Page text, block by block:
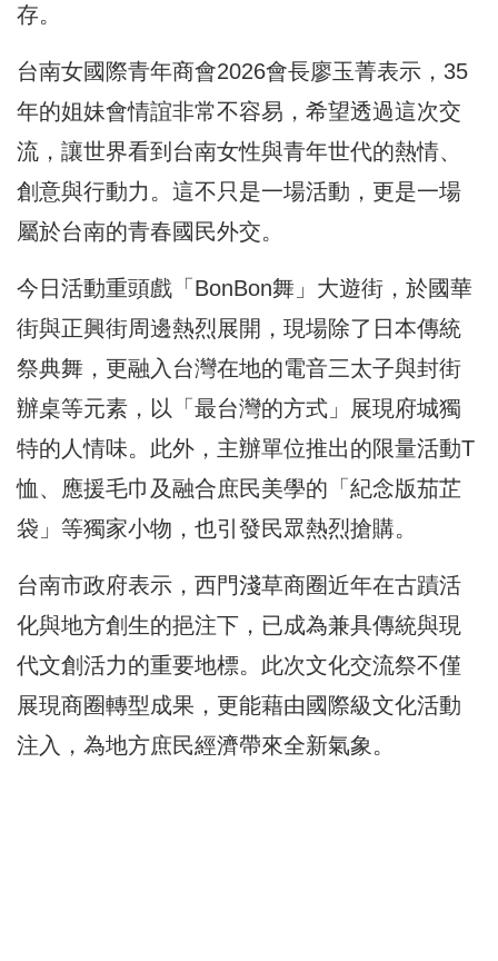
存。
台南女國際青年商會2026會長廖玉菁表示，35
年的姐妹會情誼非常不容易，希望透過這次交
流，讓世界看到台南女性與青年世代的熱情、
創意與行動力。這不只是一場活動，更是一場
屬於台南的青春國民外交。
今日活動重頭戲「BonBon舞」大遊街，於國華
街與正興街周邊熱烈展開，現場除了日本傳統
祭典舞，更融入台灣在地的電音三太子與封街
辦桌等元素，以「最台灣的方式」展現府城獨
特的人情味。此外，主辦單位推出的限量活動T
恤、應援毛巾及融合庶民美學的「紀念版茄芷
袋」等獨家小物，也引發民眾熱烈搶購。
台南市政府表示，西門淺草商圈近年在古蹟活
化與地方創生的挹注下，已成為兼具傳統與現
代文創活力的重要地標。此次文化交流祭不僅
展現商圈轉型成果，更能藉由國際級文化活動
注入，為地方庶民經濟帶來全新氣象。